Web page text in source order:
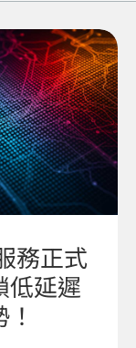
務正式
低延遲